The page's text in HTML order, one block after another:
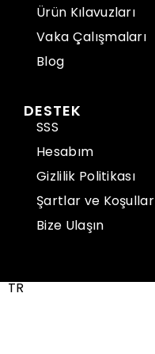
Ürün Kılavuzları
Vaka Çalışmaları
Blog
DESTEK
SSS
Hesabım
Gizlilik Politikası
Şartlar ve Koşullar
Bize Ulaşın
TR